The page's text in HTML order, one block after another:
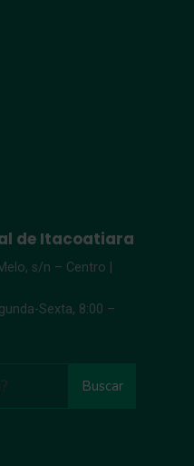
de Itacoatiara
s/n – Centro |
Sexta, 8:00 –
Buscar